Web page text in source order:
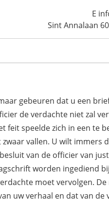
E
Sint Annalaan
gebeuren dat u een
de verdachte niet zal
feit speelde zich in een te
vallen. U wilt immers
van de officier van
worden ingediend
moet vervolgen.
uw verhaal en dat van de